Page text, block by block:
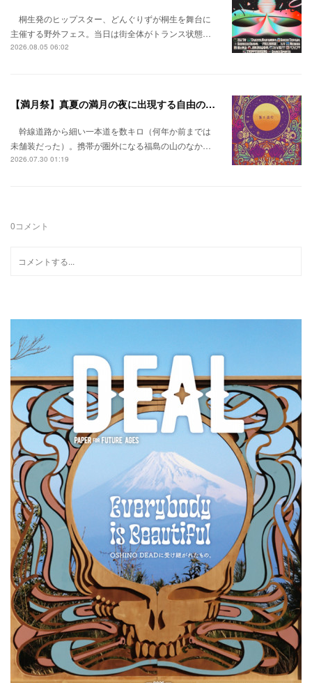
桐生発のヒップスター、どんぐりずが桐生を舞台に
主催する野外フェス。当日は街全体がトランス状態…
2026.08.05 06:02
【満月祭】真夏の満月の夜に出現する自由の桃源郷。
幹線道路から細い一本道を数キロ（何年か前までは
未舗装だった）。携帯が圏外になる福島の山のなか…
2026.07.30 01:19
0コメント